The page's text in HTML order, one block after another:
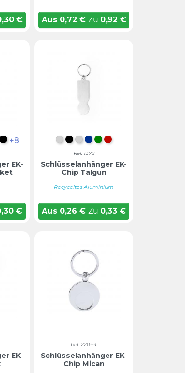
€ Aus0,72 € Zu 0,92 €
Schwarz
+8
EK-
€
SilberSCHWARZ
SILBER
BLAU
GRÜN
ROT
Ref: 1378
Schlüsselanhänger EK-
Chip Talgun
Recyceltes Aluminium
Aus 0,26€ Zu 0,33€
EK-
Ref: 22044
Schlüsselanhänger EK-
Chip Mican